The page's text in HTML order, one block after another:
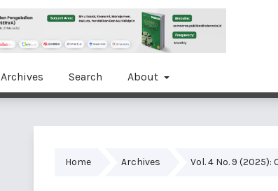
Archives Search About
Home Archives Vol. 4 No. 9